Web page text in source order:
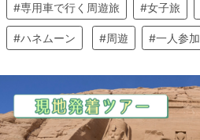
#専用車で行く周遊旅 #女子旅
#ハネムーン #周遊 #一人参加